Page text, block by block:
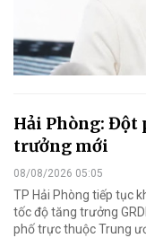
Hải Phòng: Đột
trưởng mới
08/08/2026 05:05
TP Hải Phòng tiếp tục
tốc độ tăng trưởng
phố trực thuộc Trung